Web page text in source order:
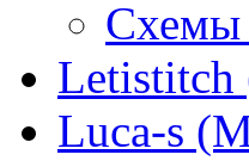
Letistitch
Luca-s